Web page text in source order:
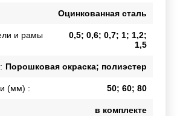
Оцинкованная сталь
и рамы
0,5; 0,6; 0,7; 1; 1,2;
1,5
Порошковая окраска; полиэстер
(мм) : 50; 60; 80
в комплекте